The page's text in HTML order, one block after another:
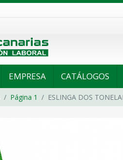
EMPRESA CATÁLOGOS
Página 1 ESLINGA DOS